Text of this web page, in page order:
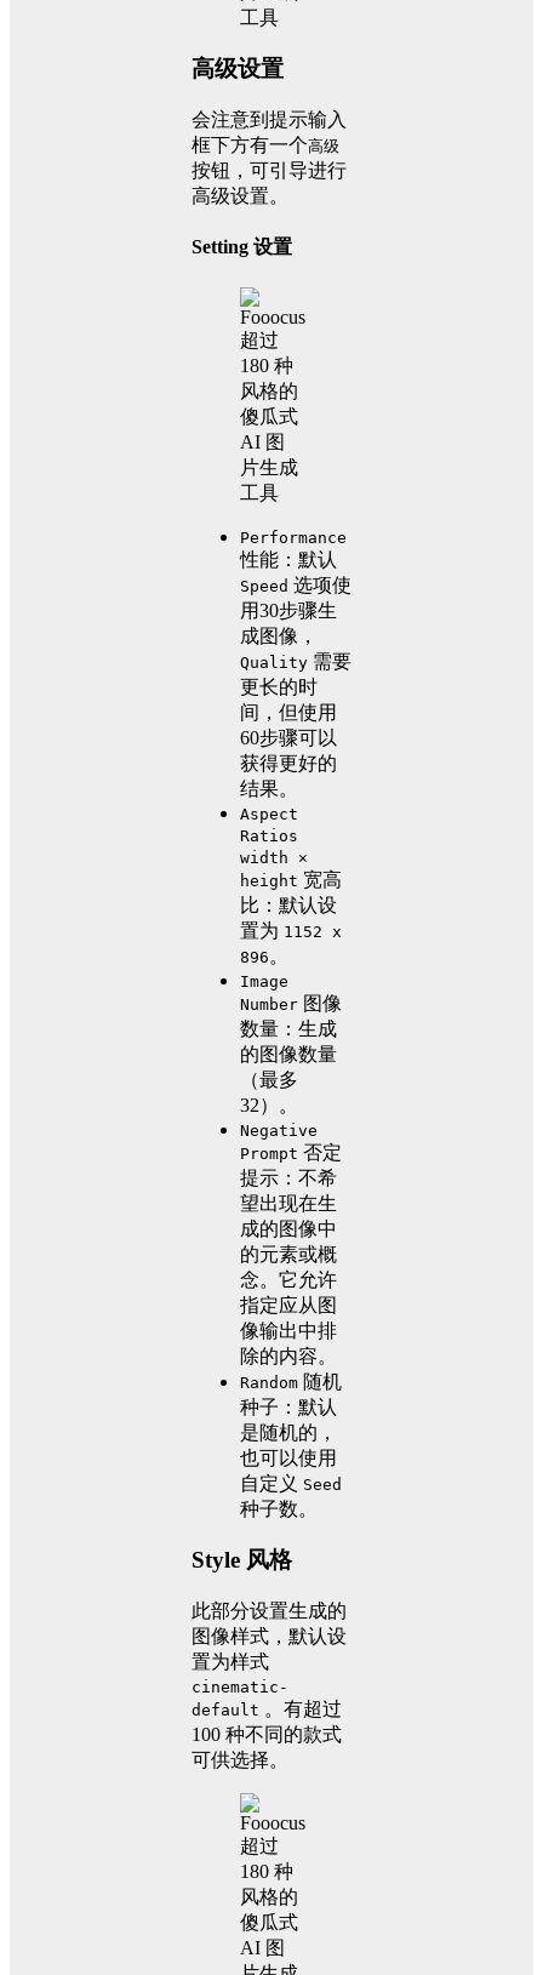
高级设置
会注意到提示输入
框下方有一个高级
按钮，可引导进行
高级设置。
Setting 设置
Performance
性能：默认
Speed 选项使
用30步骤生
成图像，
Quality 需要
更长的时
间，但使用
60步骤可以
获得更好的
结果。
Aspect
Ratios
width ×
height 宽高
比：默认设
置为 1152 x
896 。
Image
Number 图像
数量：生成
的图像数量
（最多
32）。
Negative
Prompt 否定
提示：不希
望出现在生
成的图像中
的元素或概
念。它允许
指定应从图
像输出中排
除的内容。
Random 随机
种子：默认
是随机的，
也可以使用
自定义 Seed
种子数。
Style 风格
此部分设置生成的
图像样式，默认设
置为样式
cinematic-
default 。有超过
100 种不同的款式
可供选择。